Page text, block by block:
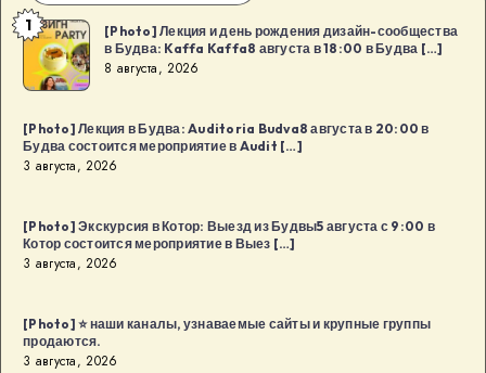
[Photo]
Лекция
и
рождения
дизайн-
в
Будва:
Kaffa
августа
в
1
[Photo] Лекция и день рождения дизайн-сообщества
в Будва: Kaffa Kaffa8 августа в 18:00 в Будва […]
8 августа, 2026
[Photo] Лекция в Будва: Auditoria Budva8 августа в 20:00 в
Будва состоится мероприятие в Audit […]
3 августа, 2026
[Photo] Экскурсия в Котор: Выезд из Будвы5 августа с 9:00 в
Котор состоится мероприятие в Выез […]
3 августа, 2026
[Photo] ⭐️ наши каналы, узнаваемые сайты и крупные группы
продаются.
3 августа, 2026